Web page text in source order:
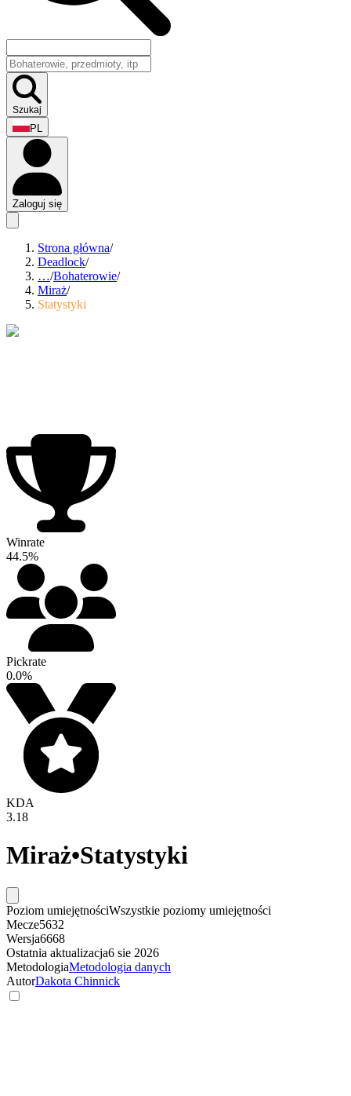
Szukaj
PL
Zaloguj się
Strona główna/
Deadlock/
…/Bohaterowie/
Miraż/
Statystyki
Winrate
44.5%
Pickrate
0.0%
KDA
3.18
Miraż•Statystyki
Poziom umiejętnościWszystkie poziomy umiejętności
Mecze5632
Wersja6668
Ostatnia aktualizacja6 sie 2026
MetodologiaMetodologia danych
AutorDakota Chinnick